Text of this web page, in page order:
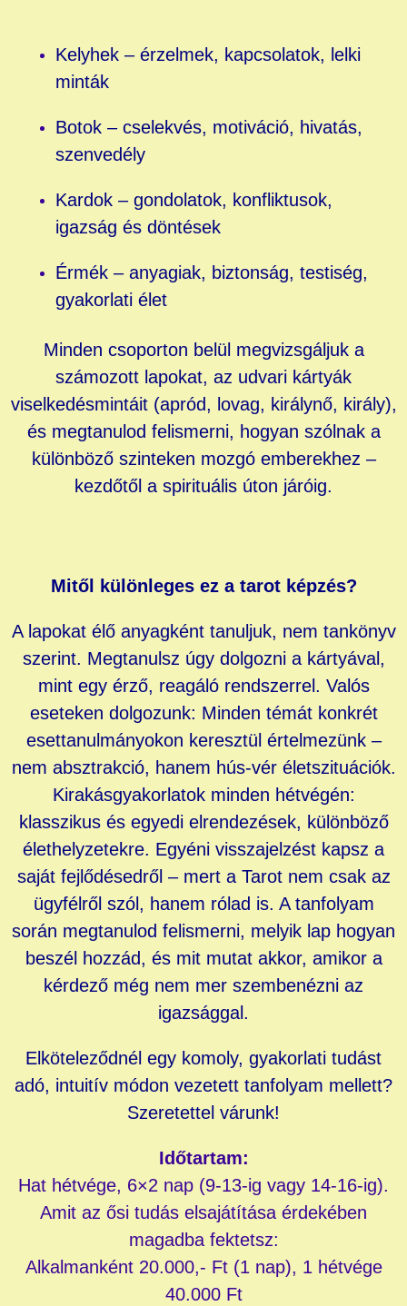
Kelyhek – érzelmek, kapcsolatok, lelki
minták
Botok – cselekvés, motiváció, hivatás,
szenvedély
Kardok – gondolatok, konfliktusok,
igazság és döntések
Érmék – anyagiak, biztonság, testiség,
gyakorlati élet
Minden csoporton belül megvizsgáljuk a
számozott lapokat, az udvari kártyák
viselkedésmintáit (apród, lovag, királynő, király),
és megtanulod felismerni, hogyan szólnak a
különböző szinteken mozgó emberekhez –
kezdőtől a spirituális úton járóig.
Mitől különleges ez a tarot képzés?
A lapokat élő anyagként tanuljuk, nem tankönyv
szerint. Megtanulsz úgy dolgozni a kártyával,
mint egy érző, reagáló rendszerrel. Valós
eseteken dolgozunk: Minden témát konkrét
esettanulmányokon keresztül értelmezünk –
nem absztrakció, hanem hús-vér életszituációk.
Kirakásgyakorlatok minden hétvégén:
klasszikus és egyedi elrendezések, különböző
élethelyzetekre. Egyéni visszajelzést kapsz a
saját fejlődésedről – mert a Tarot nem csak az
ügyfélről szól, hanem rólad is. A tanfolyam
során megtanulod felismerni, melyik lap hogyan
beszél hozzád, és mit mutat akkor, amikor a
kérdező még nem mer szembenézni az
igazsággal.
Elköteleződnél egy komoly, gyakorlati tudást
adó, intuitív módon vezetett tanfolyam mellett?
Szeretettel várunk!
Időtartam:
Hat hétvége, 6×2 nap (9-13-ig vagy 14-16-ig).
Amit az ősi tudás elsajátítása érdekében
magadba fektetsz:
Alkalmanként 20.000,- Ft (1 nap), 1 hétvége
40.000 Ft